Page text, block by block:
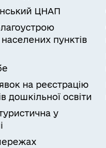
ЦНАП
пунктів
на реєстрацію
дошкільної освіти
у